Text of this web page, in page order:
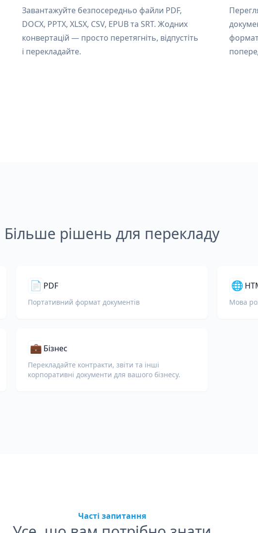
Завантажуйте безпосередньо файли PDF,
DOCX, PPTX, XLSX, CSV, EPUB та SRT. Жодних
конвертацій — просто перетягніть, відпустіть
і перекладайте.
Більше рішень для перекладу
📄 PDF
Портативний формат документів
🌐
Мова
💼 Бізнес
Перекладайте контракти, звіти та інші
корпоративні документи для вашого бізнесу.
Часті запитання